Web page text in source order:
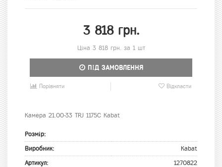
3 818 грн.
Ціна 3 818 грн. за 1 шт
ПІД ЗАМОВЛЕННЯ
Порівняти Відкласти
Камера 21.00-33 TRJ 1175C Kabat
Розмір:
Виробник: Kabat
Артикул: 1270822